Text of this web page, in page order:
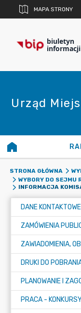
MAPA STRONY
biuletyn
Urząd
STRONA GŁÓWNA
WYBORY DO
DRUKI DO